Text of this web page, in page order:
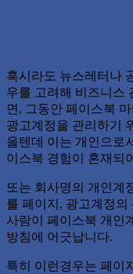
혹시라도 뉴스레터나
우를 고려해 비즈니스
면, 그동안 페이스북
광고계정을 관리하기
을텐데 이는 개인으로
이스북 경험이 혼재되
또는 회사명의 개인계
를 페이지, 광고계정의
사람이 페이스북 개인
방침에 어긋납니다.
특히 이런경우는 페이